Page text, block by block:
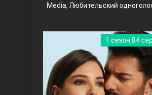
Media, Любительский
1 сезон 84